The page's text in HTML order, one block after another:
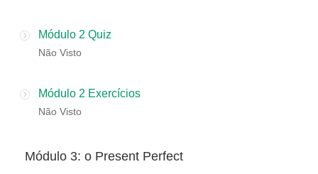
Módulo 2 Quiz
Não Visto
Módulo 2 Exercícios
Não Visto
Módulo 3: o Present Perfect